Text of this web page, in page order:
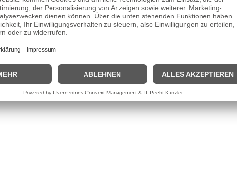
vergoldet
Katzenaugen-Quarz
Rosa
mm